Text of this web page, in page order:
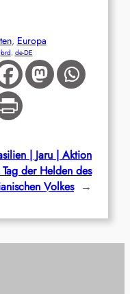
, Europa
brd, de-DE
| Jaru | Aktion
der Helden des
Volkes →